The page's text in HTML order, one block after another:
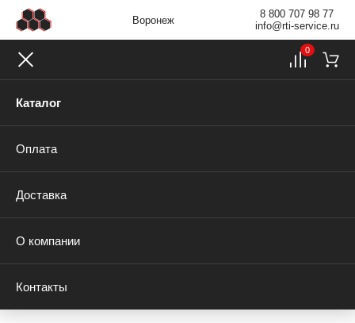
Воронеж
8 800 707 98 77
info@rti-service.ru
Каталог
Оплата
Доставка
О компании
Контакты
0